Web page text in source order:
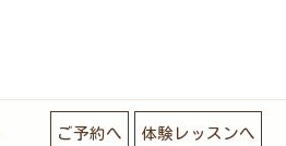
ご予約へ 体験レッスンへ